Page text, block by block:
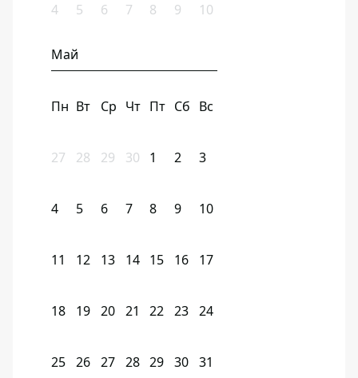
4 5 6 7 8 9 10
Май
Пн Вт Ср Чт Пт Сб Вс
27 28 29 30 1 2 3
4 5 6 7 8 9 10
11 12 13 14 15 16 17
18 19 20 21 22 23 24
25 26 27 28 29 30 31